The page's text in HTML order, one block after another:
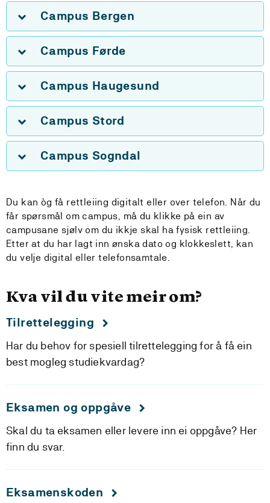
Campus Bergen
Campus Førde
Campus Haugesund
Campus Stord
Campus Sogndal
Du kan òg få rettleiing digitalt eller over telefon. Når du
får spørsmål om campus, må du klikke på ein av
campusane sjølv om du ikkje skal ha fysisk rettleiing.
Etter at du har lagt inn ønska dato og klokkeslett, kan
du velje digital eller telefonsamtale.
Kva vil du vite meir om?
Tilrettelegging
Har du behov for spesiell tilrettelegging for å få ein
best mogleg studiekvardag?
Eksamen og oppgåve
Skal du ta eksamen eller levere inn ei oppgåve? Her
finn du svar.
Eksamenskoden